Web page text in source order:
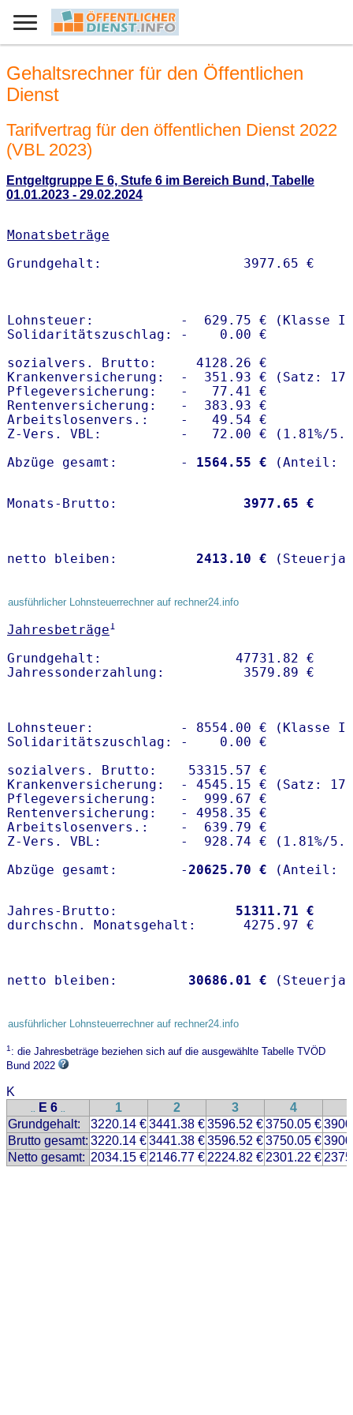
Gehaltsrechner für den Öffentlichen
Dienst
Tarifvertrag für den öffentlichen Dienst 2022
(VBL 2023)
Entgeltgruppe E 6, Stufe 6 im Bereich Bund, Tabelle
01.01.2023 - 29.02.2024
Monatsbeträge
Lohnsteuer:           -  629.75 € (Klasse I)
Solidaritätszuschlag: -    0.00 €
sozialvers. Brutto:     4128.26 €
Krankenversicherung:  -  351.93 € (Satz:
Pflegeversicherung:   -   77.41 €
Rentenversicherung:   -  383.93 €
Arbeitslosenvers.:    -   49.54 €
Z-Vers. VBL:          -   72.00 € ( 1.81%/
Abzüge gesamt:        -
1564.55 €
Monats-Brutto: 3977.65 €
netto bleiben: 2413.10 €
ausführlicher Lohnsteuerrechner auf rechner24.info
Jahresbeträge1
Grundgehalt:                 47731.82 €
Lohnsteuer:           - 8554.00 € (Klasse I)
Solidaritätszuschlag: -    0.00 €
sozialvers. Brutto:    53315.57 €
Krankenversicherung:  - 4545.15 € (Satz:
Pflegeversicherung:   -  999.67 €
Rentenversicherung:   - 4958.35 €
Arbeitslosenvers.:    -  639.79 €
Z-Vers. VBL:          -  928.74 € ( 1.81%/
Abzüge gesamt:        -20625.70 €
Jahres-Brutto: 51311.71 €
netto bleiben: 30686.01 €
ausführlicher Lohnsteuerrechner auf rechner24.info
1: die Jahresbeträge beziehen sich auf die ausgewählte Tabelle TVÖD
Bund 2022
K
.. E 6 .. 1 2 3 4
Grundgehalt:
3220.14 €3441.38 €3596.52 €3750.05 €
Brutto gesamt: 3220.14 €3441.38 €3596.52 €3750.05 €
Netto gesamt: 2034.15 € 2146.77 € 2224.82 € 2301.22 €